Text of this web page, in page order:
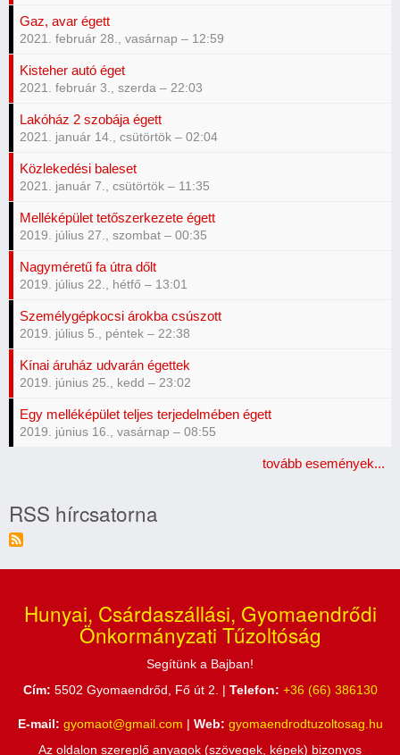
Gaz, avar égett
2021. február 28., vasárnap – 12:59
Kisteher autó éget
2021. február 3., szerda – 22:03
Lakóház 2 szobája égett
2021. január 14., csütörtök – 02:04
Közlekedési baleset
2021. január 7., csütörtök – 11:35
Melléképület tetőszerkezete égett
2019. július 27., szombat – 00:35
Nagyméretű fa útra dőlt
2019. július 22., hétfő – 13:01
Személygépkocsi árokba csúszott
2019. július 5., péntek – 22:38
Kínai áruház udvarán égettek
2019. június 25., kedd – 23:02
Egy melléképület teljes terjedelmében égett
2019. június 16., vasárnap – 08:55
tovább események...
RSS hírcsatorna
Hunyai, Csárdaszállási, Gyomaendrődi
Önkormányzati Tűzoltóság
Segítünk a Bajban!
Cím: 5502 Gyomaendrőd, Fő út 2. | Telefon: +36 (66) 386130
E-mail: gyomaot@gmail.com | Web: gyomaendrodtuzoltosag.hu
Az oldalon szereplő anyagok (szövegek, képek) bizonyos